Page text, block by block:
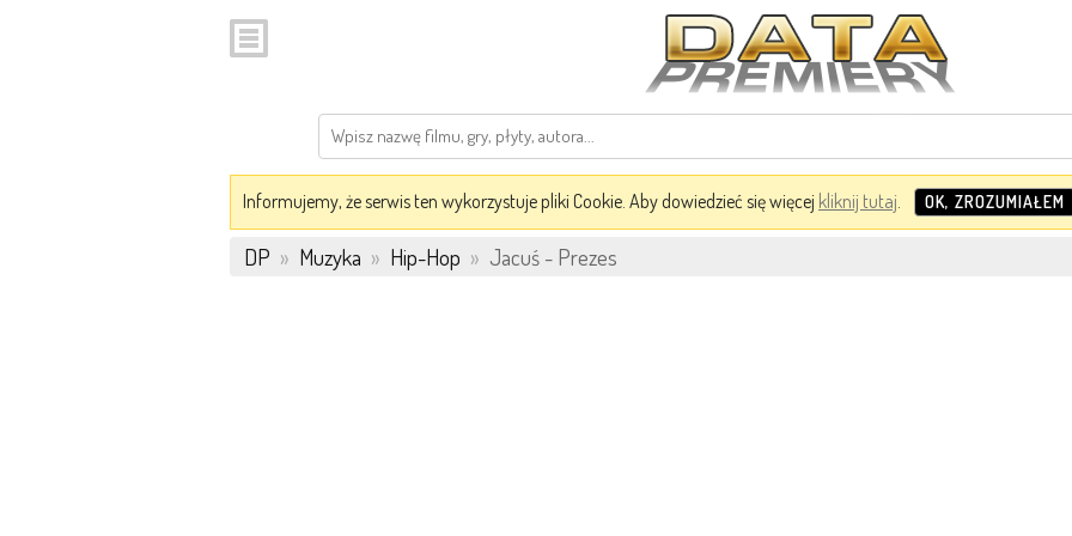
Informujemy, że serwis ten wykorzystuje pliki Cookie. Aby dowiedzieć się więcej kliknij tutaj. OK, ZROZUMIAŁEM
DP » Muzyka » Hip-Hop » Jacuś - Prezes